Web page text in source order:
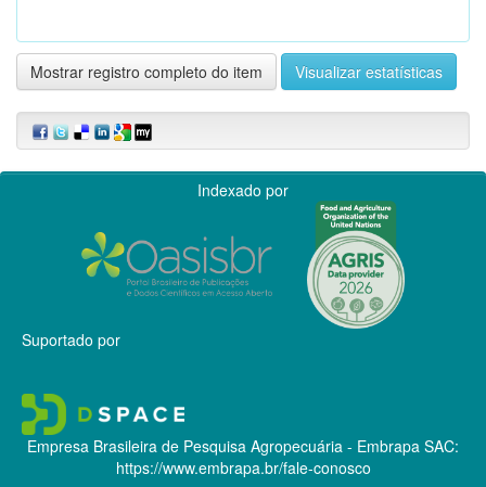
Mostrar registro completo do item Visualizar estatísticas
Indexado por
Suportado por
Empresa Brasileira de Pesquisa Agropecuária - Embrapa SAC:
https://www.embrapa.br/fale-conosco